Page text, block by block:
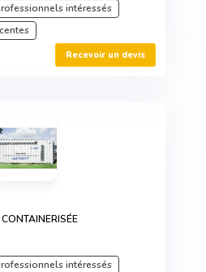
intéressés
Recevoir un devis
intéressés